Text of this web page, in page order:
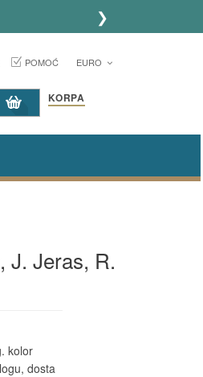
❯
POMOĆ EURO
KORPA
J. Jeras, R.
kolor
dosta